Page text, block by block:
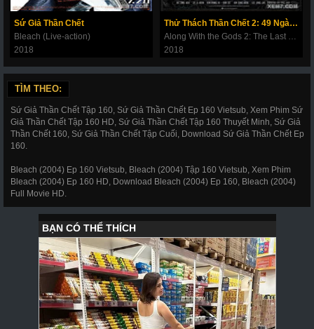
276 277 280 281 282
283 284 285 286 287 288 289
290
297 298 299 300 301 302 303
304 305 306 307 308 309 310
322 323 324 325 326 327 328
329 330 331 332 333 334 335
336 337 338 339 340 341 343
344 345 346 347 348 349 350
351 352 353 354 355 356 357
358 359 360 361 362 363 364
Sứ Giả Thần Chết
Bleach (Live-action)
2018
Thử Thách Thần Chết 2: 49 Ngày Cuối Cùng
2018
TÌM THEO:
Sứ Giả Thần Chết Tập 160, Sứ Giả Thần Chết Ep 160 Vietsub, Xem Phim Sứ
Giả Thần Chết Tập 160 HD, Sứ Giả Thần Chết Tập 160 Thuyết Minh, Sứ Giả
Thần Chết 160, Sứ Giả Thần Chết Tập Cuối, Download Sứ Giả Thần Chết Ep
160.
Bleach (2004) Ep 160 Vietsub, Bleach (2004) Tập 160 Vietsub, Xem Phim
Bleach (2004) Ep 160 HD, Download Bleach (2004) Ep 160, Bleach (2004)
Full Movie HD.